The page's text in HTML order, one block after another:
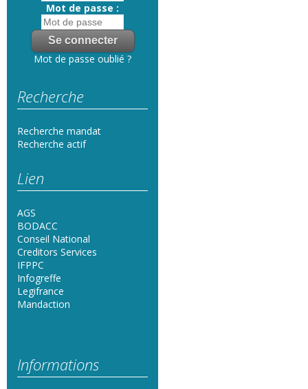
Mot de passe :
Mot de passe oublié ?
Recherche
Recherche mandat
Recherche actif
Lien
AGS
BODACC
Conseil National
Creditors Services
IFPPC
Infogreffe
Legifrance
Mandaction
Informations